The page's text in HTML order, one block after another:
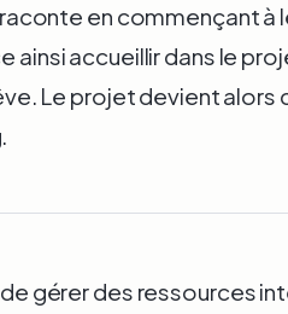
en commençant à
ainsi accueillir dans le
Le projet devient alors
gérer des ressources